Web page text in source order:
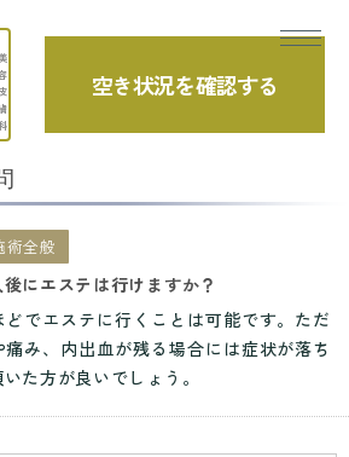
美
皮
膚
空き状況を確認する
ヒアルロン酸全般について
けますか？
術全般
にエステは行けますか？
でエステに行くことは可能です。ただ
痛み、内出血が残る場合には症状が落ち
た方が良いでしょう。